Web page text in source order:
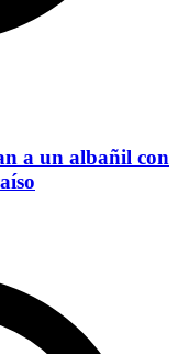
a un albañil con